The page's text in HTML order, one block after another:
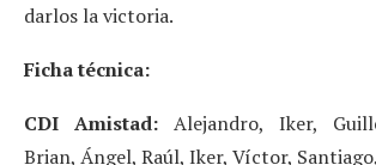
darlos la victoria.
Ficha técnica:
CDI Amistad: Alejandro, Iker,
Brian, Ángel, Raúl, Iker, Víctor,